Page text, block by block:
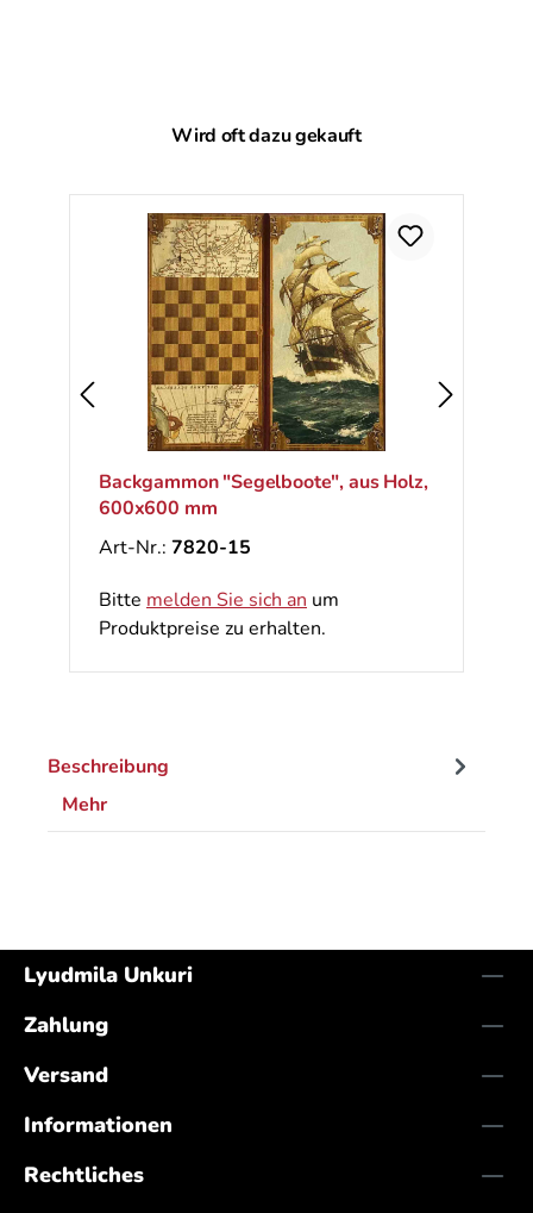
Produktgalerie überspringen
Wird oft dazu gekauft
Backgammon "Segelboote", aus Holz,
600x600 mm
Art-Nr.: 7820-15
Bitte melden Sie sich an um
Produktpreise zu erhalten.
Beschreibung
Mehr
Lyudmila Unkuri
Zahlung
Versand
Informationen
Rechtliches